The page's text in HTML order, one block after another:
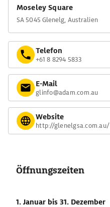
Moseley Square
SA 5045 Glenelg, Australien
Telefon
+61 8 8294 5833
E-Mail
glinfo@adam.com.au
Website
http://glenelgsa.com.au/
Öffnungszeiten
1. Januar bis 31. Dezember